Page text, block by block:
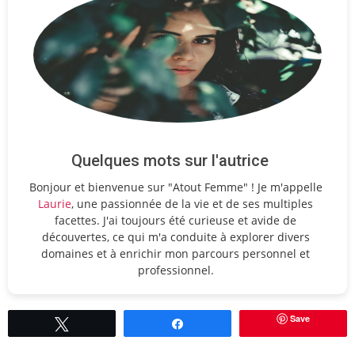
Quelques mots sur l'autrice
Bonjour et bienvenue sur "Atout Femme" ! Je m'appelle
Laurie, une passionnée de la vie et de ses multiples
facettes. J'ai toujours été curieuse et avide de
découvertes, ce qui m'a conduite à explorer divers
domaines et à enrichir mon parcours personnel et
professionnel.
Save